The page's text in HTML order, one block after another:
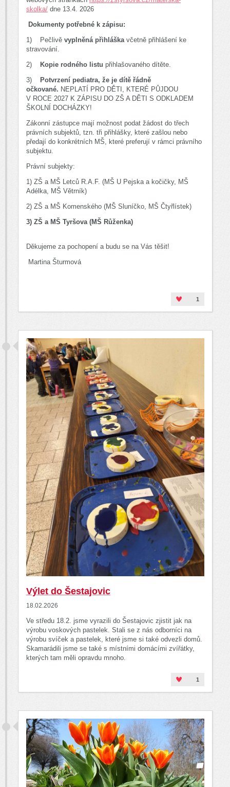
skolka/ dne 13.4. 2026
Dokumenty potřebné k zápisu:
1) Pečlivě vyplněná přihláškavčetně přihlášení ke
stravování.
2)
Kopie rodného listu přihlašovaného dítěte.
3)
Potvrzení pediatra, že je dítě řádně
očkované. NEPLATÍ PRO DĚTI, KTERÉ PŮJDOU
V ROCE 2027 K ZÁPISU DO ZŠ A DĚTI S ODKLADEM
ŠKOLNÍ DOCHÁZKY!
Zákonní zástupce mají možnost podat žádost do třech
právních subjektů, tzn. tři přihlášky, které zašlou nebo
předají do konkrétních MŠ, které preferují v rámci právního
subjektu.
Právní subjekty:
1) ZŠ a MŠ Letců R.A.F. (MŠ U Pejska a kočičky, MŠ
Adélka, MŠ Větrník)
2) ZŠ a MŠ Komenského (MŠ Sluníčko, MŠ Čtyřlístek)
3) ZŠ a MŠ Tyršova (MŠ Růženka)
Děkujeme za pochopení a budu se na Vás těšit!
Martina Šturmová
1
Výlet do Šestajovic
18.02.2026
Ve středu 18.2. jsme vyrazili do Šestajovic zjistit jak na
výrobu voskových pastelek. Stali se z nás odborníci na
výrobu svíček a pastelek, které jsme si také odvezli domů.
Skamarádili jsme se také s místními domácími zvířátky,
kterých tam měli opravdu mnoho.
1